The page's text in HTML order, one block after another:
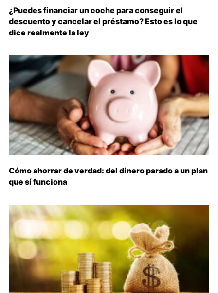
¿Puedes financiar un coche para conseguir el
descuento y cancelar el préstamo? Esto es lo que
dice realmente la ley
Cómo ahorrar de verdad: del dinero parado a un plan
que sí funciona